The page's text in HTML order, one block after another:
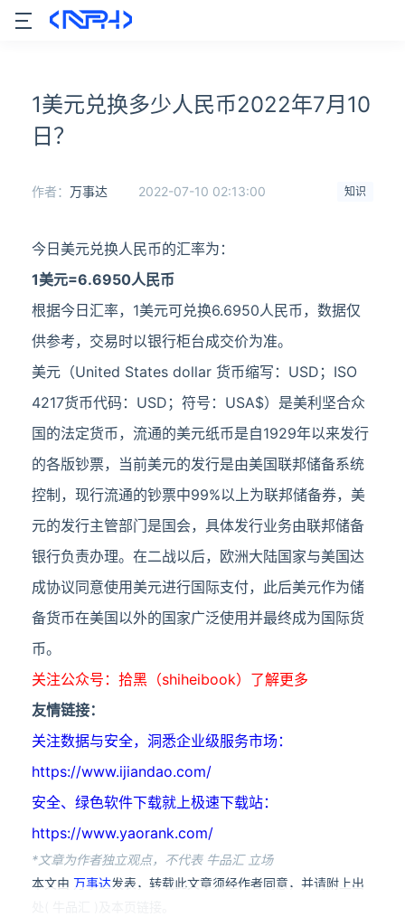
1美元兑换多少人民币2022年7月10
日？
知识
作者： 万事达 2022-07-10 02:13:00
今日美元兑换人民币的汇率为：
1美元=6.6950人民币
根据今日汇率，1美元可兑换6.6950人民币，数据仅
供参考，交易时以银行柜台成交价为准。
美元（United States dollar 货币缩写：USD；ISO
4217货币代码：USD；符号：USA$）是美利坚合众
国的法定货币，流通的美元纸币是自1929年以来发行
的各版钞票，当前美元的发行是由美国联邦储备系统
控制，现行流通的钞票中99%以上为联邦储备券，美
元的发行主管部门是国会，具体发行业务由联邦储备
银行负责办理。在二战以后，欧洲大陆国家与美国达
成协议同意使用美元进行国际支付，此后美元作为储
备货币在美国以外的国家广泛使用并最终成为国际货
币。
关注公众号：拾黑（shiheibook）了解更多
友情链接：
关注数据与安全，洞悉企业级服务市场：
https://www.ijiandao.com/
安全、绿色软件下载就上极速下载站：
https://www.yaorank.com/
*文章为作者独立观点，不代表 牛品汇 立场
本文由 万事达发表，转载此文章须经作者同意，并请附上出